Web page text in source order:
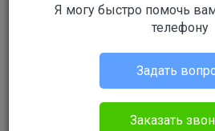
Подписаться
ст. 172 УК РФ
Зинуров Александр
Я могу быстро помочь
телефону
Задать
Заказать